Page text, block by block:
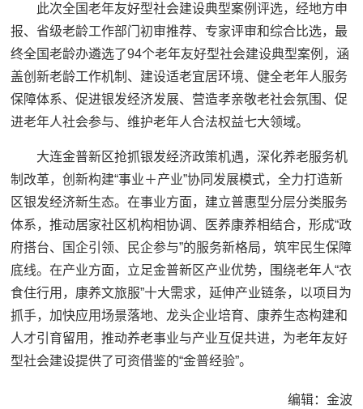
此次全国老年友好型社会建设典型案例评选，经地方申
报、省级老龄工作部门初审推荐、专家评审和综合比选，最
终全国老龄办遴选了94个老年友好型社会建设典型案例，涵
盖创新老龄工作机制、建设适老宜居环境、健全老年人服务
保障体系、促进银发经济发展、营造孝亲敬老社会氛围、促
进老年人社会参与、维护老年人合法权益七大领域。
大连金普新区抢抓银发经济政策机遇，深化养老服务机
制改革，创新构建“事业＋产业”协同发展模式，全力打造新
区银发经济新生态。在事业方面，建立普惠型分层分类服务
体系，推动居家社区机构相协调、医养康养相结合，形成“政
府搭台、国企引领、民企参与”的服务新格局，筑牢民生保障
底线。在产业方面，立足金普新区产业优势，围绕老年人“衣
食住行用，康养文旅服”十大需求，延伸产业链条，以项目为
抓手，加快应用场景落地、龙头企业培育、康养生态构建和
人才引育留用，推动养老事业与产业互促共进，为老年友好
型社会建设提供了可资借鉴的“金普经验”。
编辑：金波